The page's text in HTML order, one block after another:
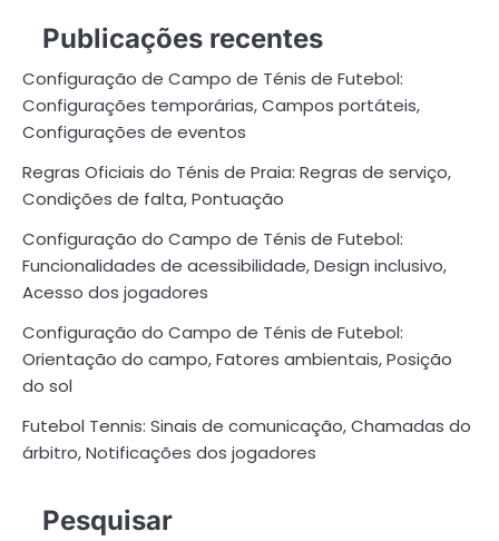
Publicações recentes
Configuração de Campo de Ténis de Futebol:
Configurações temporárias, Campos portáteis,
Configurações de eventos
Regras Oficiais do Ténis de Praia: Regras de serviço,
Condições de falta, Pontuação
Configuração do Campo de Ténis de Futebol:
Funcionalidades de acessibilidade, Design inclusivo,
Acesso dos jogadores
Configuração do Campo de Ténis de Futebol:
Orientação do campo, Fatores ambientais, Posição
do sol
Futebol Tennis: Sinais de comunicação, Chamadas do
árbitro, Notificações dos jogadores
Pesquisar